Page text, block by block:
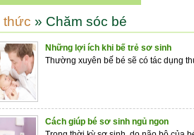
thức » Chăm sóc bé
Những lợi ích khi bế trẻ sơ sinh
Thường xuyên bế bé sẽ có tác dụng
Cách giúp bé sơ sinh ngủ ngon